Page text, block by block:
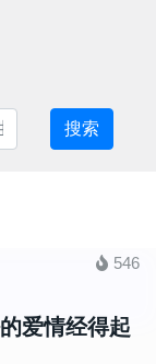
搜索
546
爱情经得起